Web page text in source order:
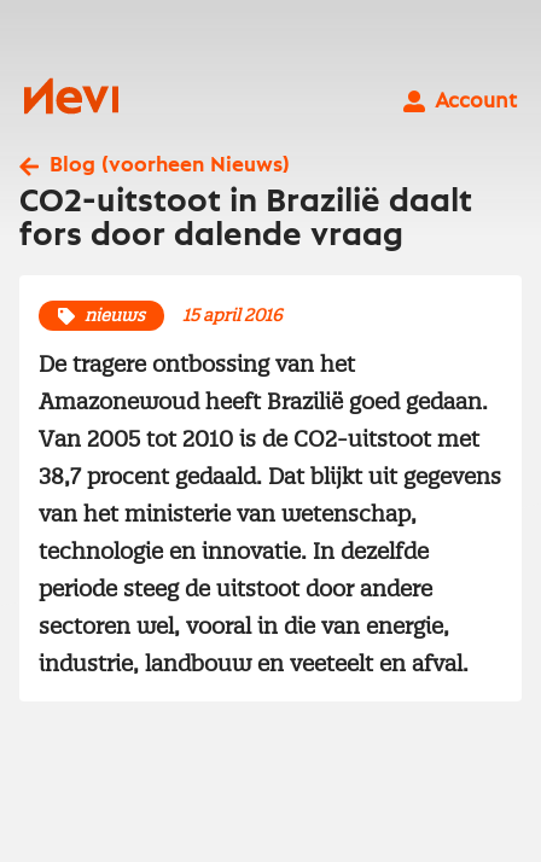
Nevi
Account
Blog (voorheen Nieuws)
CO2-uitstoot in Brazilië daalt
fors door dalende vraag
nieuws 15 april 2016
De tragere ontbossing van het
Amazonewoud heeft Brazilië goed gedaan.
Van 2005 tot 2010 is de CO2-uitstoot met
38,7 procent gedaald. Dat blijkt uit gegevens
van het ministerie van wetenschap,
technologie en innovatie. In dezelfde
periode steeg de uitstoot door andere
sectoren wel, vooral in die van energie,
industrie, landbouw en veeteelt en afval.